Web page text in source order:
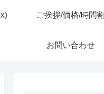
ご挨拶/価格/時間割
お問い合わせ